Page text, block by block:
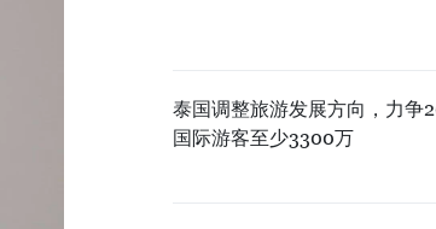
泰国调整旅游发展方向，力争
国际游客至少3300万